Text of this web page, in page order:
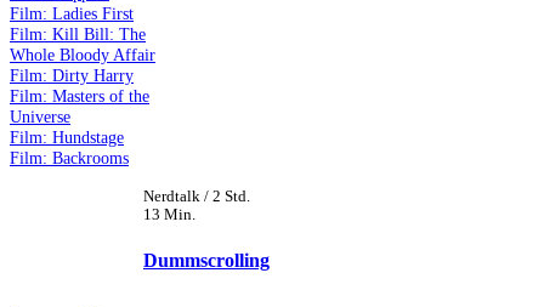
Film: Ladies First
Film: Kill Bill: The
Whole Bloody Affair
Film: Dirty Harry
Film: Masters of the
Universe
Film: Hundstage
Film: Backrooms
Nerdtalk / 2 Std.
13 Min.
Dummscrolling